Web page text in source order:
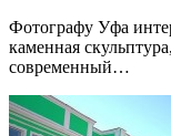
Фотографу Уфа
каменная
современный…